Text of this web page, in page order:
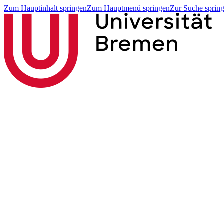
Zum Hauptinhalt springenZum Hauptmenü springenZur Suche